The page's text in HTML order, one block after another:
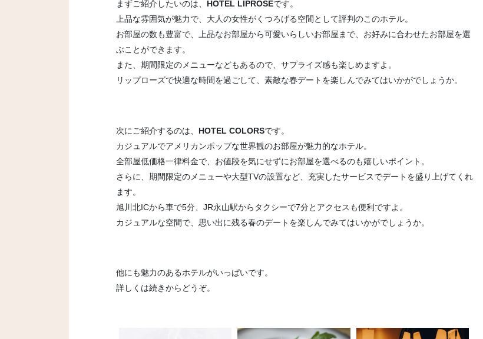
まずご紹介したいのは、 HOTEL LIPROSEです。
上品な雰囲気が魅力で、大人の女性がくつろげる空間として評判のこのホテル。
お部屋の数も豊富で、上品なお部屋から可愛いらしいお部屋まで、お好みに合わせたお部屋を選
ぶことができます。
また、期間限定のメニューなどもあるので、サプライズ感も楽しめますよ。
リップローズで快適な時間を過ごして、素敵な春デートを楽しんでみてはいかがでしょうか。
次にご紹介するのは、 HOTEL COLORSです。
カジュアルでアメリカンポップな世界観のお部屋が魅力的なホテル。
全部屋低価格一律料金で、お値段を気にせずにお部屋を選べるのも嬉しいポイント。
さらに、期間限定のメニューや大型TVの設置など、充実したサービスでデートを盛り上げてくれ
ます。
旭川北ICから車で5分、JR永山駅からタクシーで7分とアクセスも便利ですよ。
カジュアルな空間で、思い出に残る春のデートを楽しんでみてはいかがでしょうか。
他にも魅力のあるホテルがいっぱいです。
詳しくは続きからどうぞ。